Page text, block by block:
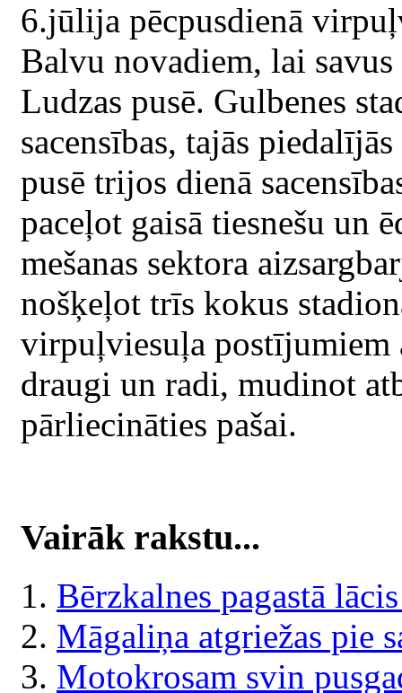
6.jūlija pēcpusdienā
Balvu novadiem, lai
Ludzas pusē. Gulbenes
sacensības, tajās
pusē trijos dienā
paceļot gaisā tiesnešu un
mešanas sektora
nošķeļot trīs kokus
virpuļviesuļa postījumiem
draugi un radi, mudinot
pārliecināties pašai.
Vairāk rakstu...
Bērzkalnes pagastā
Māgaliņa atgriežas pie
Motokrosam svin